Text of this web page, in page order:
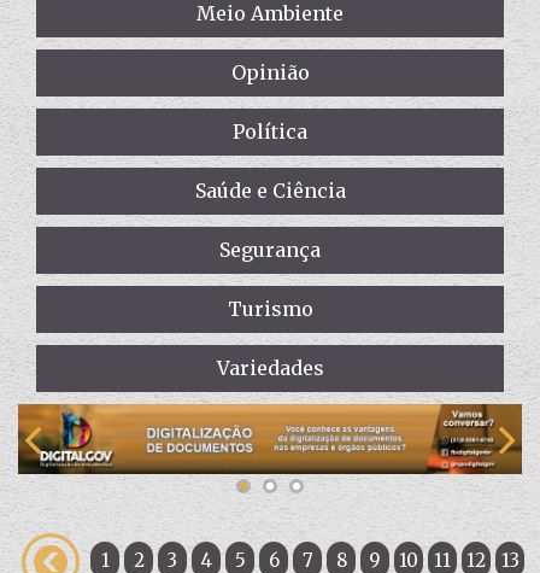
Meio Ambiente
Opinião
Política
Saúde e Ciência
Segurança
Turismo
Variedades
1 2 3 4 5 6 7 8 9 10 11 12 13